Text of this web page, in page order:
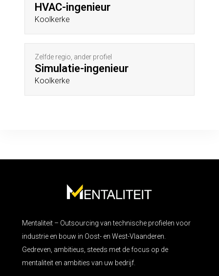
HVAC-ingenieur
Koolkerke
Zelfde regio, ander profiel
Simulatie-ingenieur
Koolkerke
Mentaliteit – Outsourcing van technische profielen voor
industrie en bouw in Oost- en West-Vlaanderen.
Gedreven, ambitieus, steeds met de focus op de
mentaliteit en ambities van uw bedrijf.